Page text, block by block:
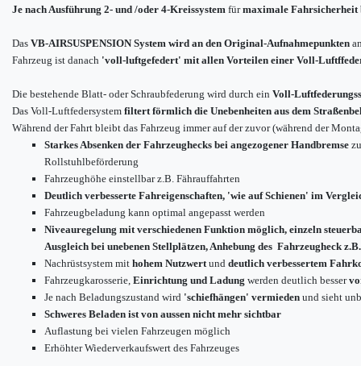
Je nach Ausführung 2- und /oder 4-Kreissystem fürmaximale Fahrsicherheit
Das VB-AIRSUSPENSION System wird an den Original-Aufnahmepunkten
Fahrzeug ist danach 'voll-luftgefedert' mit allen Vorteilen einer Voll-
Die bestehende Blatt- oder Schraubfederung wird durch ein Voll-
Das Voll-Luftfedersystem filtert förmlich die Unebenheiten aus dem
Während der Fahrt bleibt das Fahrzeug immer auf der zuvor (während der
Starkes Absenken der Fahrzeughecks bei angezogener Handbremse
Rollstuhlbeförderung
Fahrzeughöhe einstellbar z.B. Fährauffahrten
Deutlich verbesserte Fahreigenschaften, 'wie auf Schienen' im
Fahrzeugbeladung kann optimal angepasst werden
Niveauregelung mit verschiedenen Funktion möglich, einzeln
Ausgleich bei unebenen Stellplätzen, Anhebung des Fahrzeugheck
Nachrüstsystem mit hohem Nutzwert und deutlich verbessertem
Fahrzeugkarosserie, Einrichtung und Ladung werden deutlich besser
Je nach Beladungszustand wird 'schiefhängen' vermieden und sieht
Schweres Beladen ist von aussen nicht mehr sichtbar
Auflastung bei vielen Fahrzeugen möglich
Erhöhter Wiederverkaufswert des Fahrzeuges